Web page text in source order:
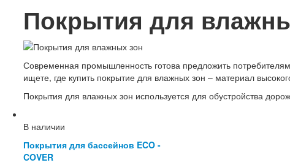
Покрытия для
Современная промышленность готова предложить
ищете, где купить покрытие для влажных зон – материал
Покрытия для влажных зон используется для обустройства
В наличии
Покрытия для бассейнов ECO -
COVER